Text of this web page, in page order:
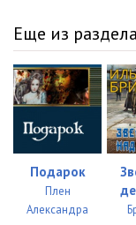
Еще из
Подарок
Плен
Александра